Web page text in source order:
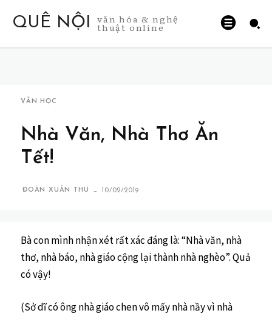
QUÊ NỘI văn hóa & nghệ
thuật online
VĂN HỌC
Nhà Văn, Nhà Thơ Ăn
Tết!
ĐOÀN XUÂN THU - 10/02/2019
Bà con mình nhận xét rất xác đáng là: “Nhà văn, nhà
thơ, nhà báo, nhà giáo cộng lại thành nhà nghèo”. Quả
có vậy!
(Sở dĩ có ông nhà giáo chen vô mấy nhà nầy vì nhà